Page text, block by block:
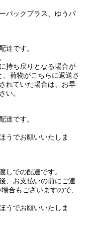
パックプラス、ゆうパ
達です。
持ち戻りとなる場合が
荷物がこちらに返送さ
れていた場合は、お早
い。
達です。
うでお願いいたしま
しでの配達です。
、お支払いの前にご連
合もございますので、
うでお願いいたしま